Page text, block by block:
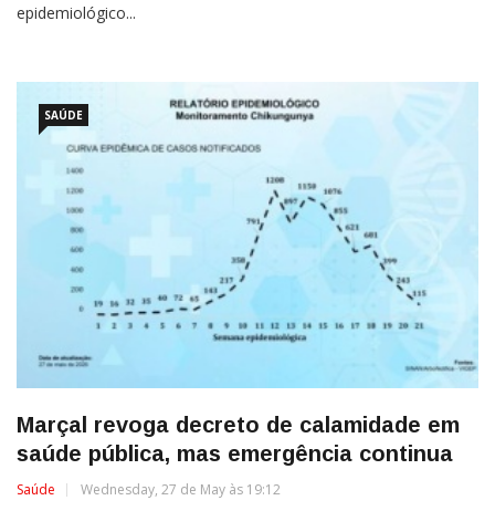
epidemiológico...
SAÚDE
Marçal revoga decreto de calamidade em
saúde pública, mas emergência continua
Saúde Wednesday, 27 de May às 19:12